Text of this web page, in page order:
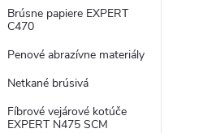
Brúsne papiere EXPERT
C470
Penové abrazívne materiály
Netkané brúsivá
Fíbrové vejárové kotúče
EXPERT N475 SCM